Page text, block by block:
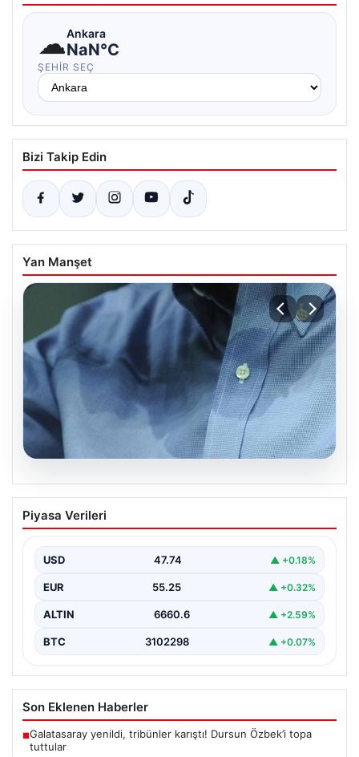
☁Ankara
NaN°C
ŞEHIR SEÇ
Bizi Takip Edin
Yan Manşet
08.08.2026
Yargıtay’dan Emsal Karar: Kişisel
Temizlikten Kaçınan Koca Tazminata
Yargıtay 2. Hukuk Dairesi, eşinin kişisel hijyenine
nedeniyle…
Piyasa Verileri
USD 47.74 ▲ +0.18%
EUR 55.25 ▲ +0.32%
ALTIN 6660.6 ▲ +2.59%
BTC 3102298 ▲ +0.07%
Son Eklenen Haberler
■Galatasaray yenildi, tribünler karıştı! Dursun Özbek’i topa
tuttular